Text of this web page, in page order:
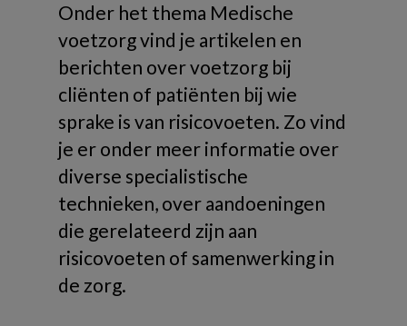
Onder het thema Medische
voetzorg vind je artikelen en
berichten over voetzorg bij
cliënten of patiënten bij wie
sprake is van risicovoeten. Zo vind
je er onder meer informatie over
diverse specialistische
technieken, over aandoeningen
die gerelateerd zijn aan
risicovoeten of samenwerking in
de zorg.